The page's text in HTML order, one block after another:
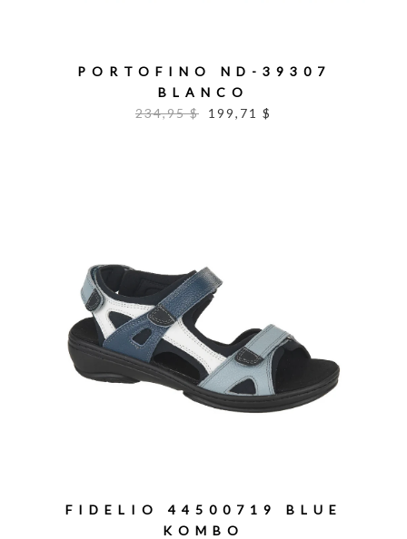
PORTOFINO ND-39307
BLANCO
234,95 $
199,71 $
FIDELIO 44500719 BLUE
KOMBO